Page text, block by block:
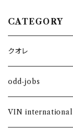
CATEGORY
クオレ
コスメティック
ヘアケア
odd-jobs
シャンプー＆トリート
VIN international